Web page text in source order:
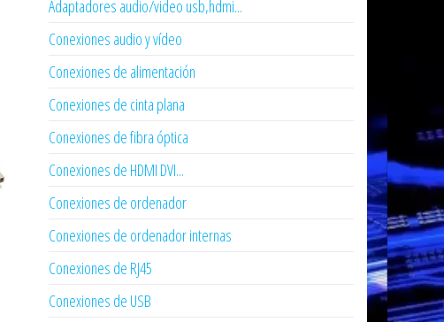
Adaptadores audio/video usb,hdmi...
Conexiones audio y vídeo
Conexiones de alimentación
Conexiones de cinta plana
Conexiones de fibra óptica
Conexiones de HDMI DVI...
Conexiones de ordenador
Conexiones de ordenador internas
Conexiones de RJ45
Conexiones de USB